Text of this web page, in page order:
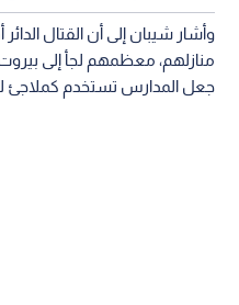
منازلهم، معظمهم لجأ إلى
جعل المدارس تستخدم كملاجئ